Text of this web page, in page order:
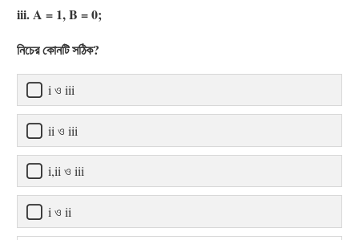
iii. A = 1, B = 0;
নিচের কোনটি সঠিক?
i ও iii
ii ও iii
i,ii ও iii
i ও ii